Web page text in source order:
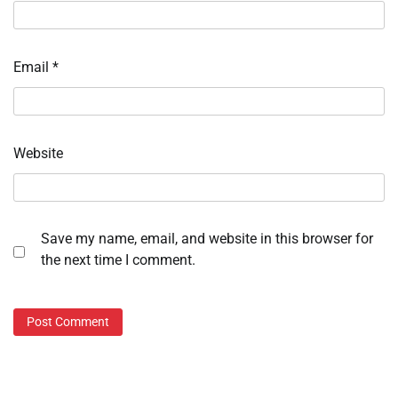
Email *
Website
Save my name, email, and website in this browser for
the next time I comment.